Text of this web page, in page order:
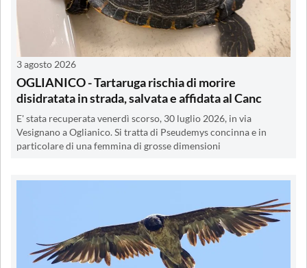
3 agosto 2026
OGLIANICO - Tartaruga rischia di morire
disidratata in strada, salvata e affidata al Canc
E' stata recuperata venerdì scorso, 30 luglio 2026, in via
Vesignano a Oglianico. Si tratta di Pseudemys concinna e in
particolare di una femmina di grosse dimensioni